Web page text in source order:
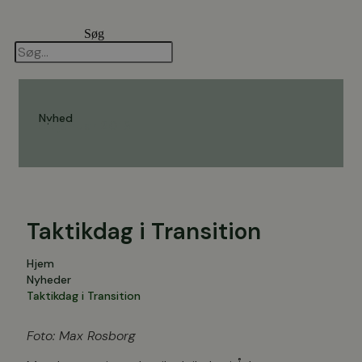
indhold
Søg
Nyhed
31. januar 2019
Taktikdag i Transition
Hjem
Nyheder
Taktikdag i Transition
Foto: Max Rosborg